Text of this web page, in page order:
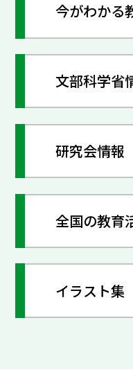
今がわかる
文部科学省
研究会情報
全国の教育
イラスト集